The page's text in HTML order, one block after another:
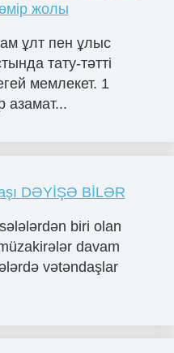
жолы
ұлт пен ұлыс
тату-тәтті
мемлекет. 1
азамат...
DƏYİŞƏ BİLƏR
biri olan
davam
vətəndaşlar